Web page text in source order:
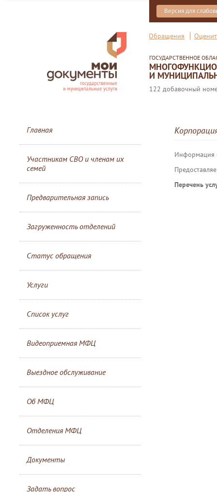
Версия для
Обращения
ГОСУДАРСТВЕННОЕ
И
122 добавочный
Главная
Участникам СВО и членам их
семей
Предварительная запись
Загруженность отделений
Статус обращения
Услуги
Список услуг
Видеоприемная МФЦ
Выездное обслуживание
Об МФЦ
Отделения МФЦ
Документы
Задать вопрос
Информация
Перечень